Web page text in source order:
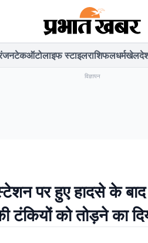
टेकऑटोलाइफ स्टाइलराशिफलधर्मखेल
विज्ञापन
पर हुए हादसे के बाद
टंकियों को तोड़ने का